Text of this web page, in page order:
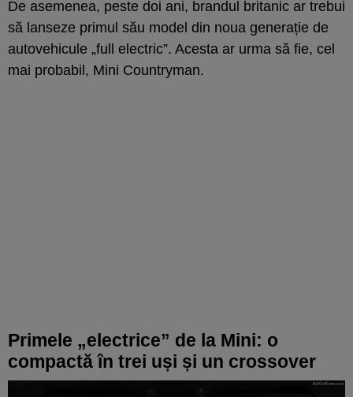
De asemenea, peste doi ani, brandul britanic ar trebui
să lanseze primul său model din noua generație de
autovehicule „full electric”. Acesta ar urma să fie, cel
mai probabil, Mini Countryman.
Primele „electrice” de la Mini: o
compactă în trei uși și un crossover